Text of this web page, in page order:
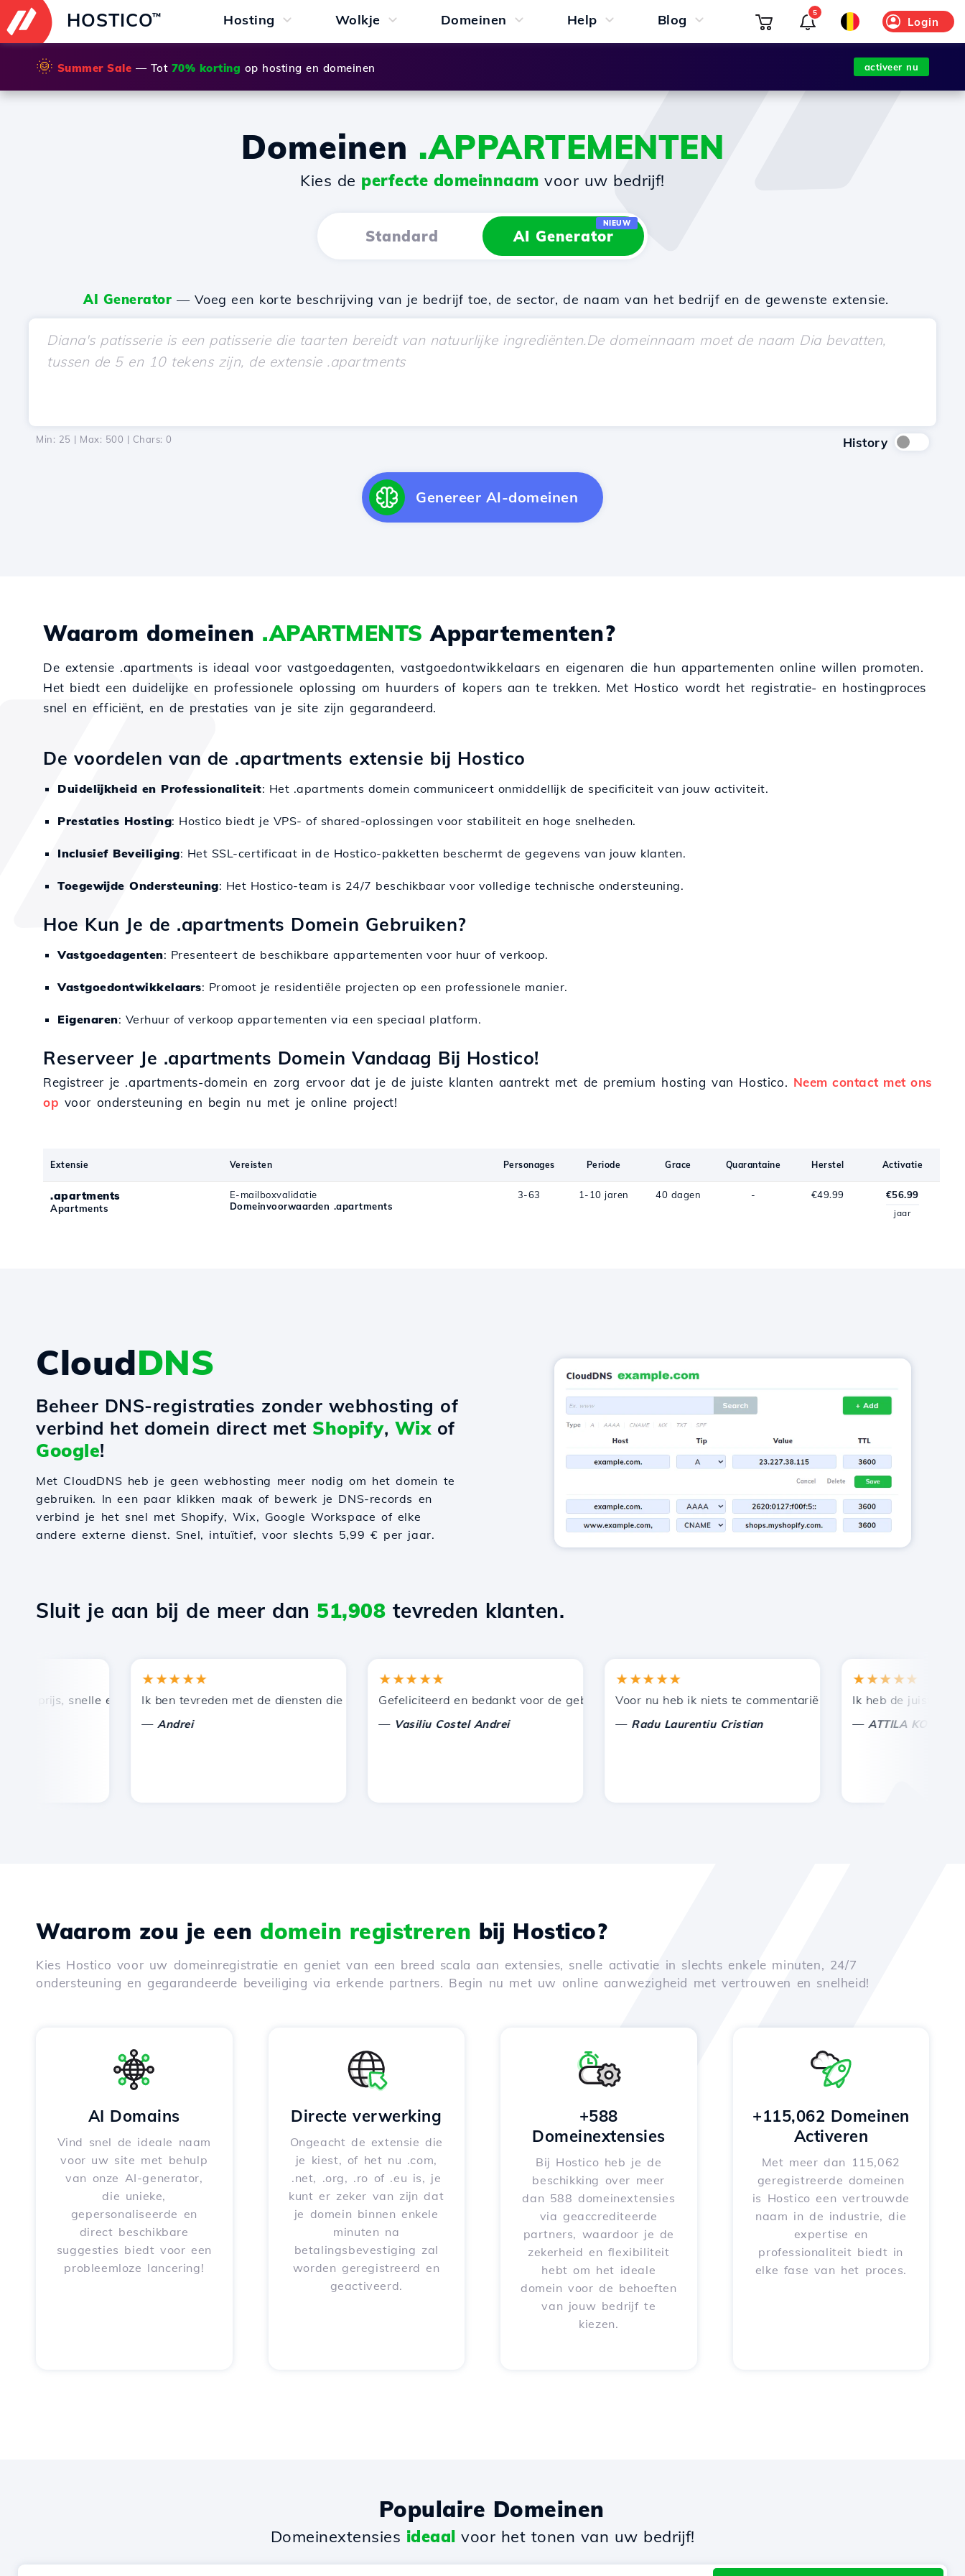
HOSTICO™ Hosting Wolkje Domeinen Help Blog Login
5
🌞 Summer Sale — Tot 70% korting op hosting en domeinen activeer nu
Domeinen .APPARTEMENTEN
Kies de perfecte domeinnaam voor uw bedrijf!
Standard AI Generator
NIEUW
AI Generator — Voeg een korte beschrijving van je bedrijf toe, de sector, de naam van het bedrijf en de gewenste extensie.
Min: 25 | Max: 500 | Chars: 0 History
Genereer AI-domeinen
Waarom domeinen .APARTMENTS Appartementen?
De extensie .apartments is ideaal voor vastgoedagenten, vastgoedontwikkelaars en eigenaren die hun appartementen online willen promoten.
Het biedt een duidelijke en professionele oplossing om huurders of kopers aan te trekken. Met Hostico wordt het registratie- en hostingproces
snel en efficiënt, en de prestaties van je site zijn gegarandeerd.
De voordelen van de .apartments extensie bij Hostico
Duidelijkheid en Professionaliteit: Het .apartments domein communiceert onmiddellijk de specificiteit van jouw activiteit.
Prestaties Hosting: Hostico biedt je VPS- of shared-oplossingen voor stabiliteit en hoge snelheden.
Inclusief Beveiliging: Het SSL-certificaat in de Hostico-pakketten beschermt de gegevens van jouw klanten.
Toegewijde Ondersteuning: Het Hostico-team is 24/7 beschikbaar voor volledige technische ondersteuning.
Hoe Kun Je de .apartments Domein Gebruiken?
Vastgoedagenten: Presenteert de beschikbare appartementen voor huur of verkoop.
Vastgoedontwikkelaars: Promoot je residentiële projecten op een professionele manier.
Eigenaren: Verhuur of verkoop appartementen via een speciaal platform.
Reserveer Je .apartments Domein Vandaag Bij Hostico!
Registreer je .apartments-domein en zorg ervoor dat je de juiste klanten aantrekt met de premium hosting van Hostico. Neem contact met ons
op voor ondersteuning en begin nu met je online project!
Extensie Vereisten Personages Periode Grace Quarantaine Herstel Activatie
.apartments
Apartments
E-mailboxvalidatie
Domeinvoorwaarden .apartments
3-63 1-10 jaren 40 dagen - €49.99 €56.99
jaar
CloudDNS
Beheer DNS-registraties zonder webhosting of
verbind het domein direct met Shopify, Wixof
Google!
Met CloudDNS heb je geen webhosting meer nodig om het domein te
gebruiken. In een paar klikken maak of bewerk je DNS-records en
verbind je het snel met Shopify, Wix, Google Workspace of elke
andere externe dienst. Snel, intuïtief, voor slechts 5,99 € per jaar.
Sluit je aan bij de meer dan 51,908 tevreden klanten.
prijs, snelle en efficiënte technische ondersteuning.
★★★★★
Ik ben tevreden met de diensten die door Hostico worden aangeboden. Ik heb jullie aanbevolen bij andere bekenden.
Andrei
★★★★★
Gefeliciteerd en bedankt voor de geboden ondersteuning!
Vasiliu Costel Andrei
★★★★★
Voor nu heb ik niets te commentariëren, alleen om te waarderen.
Radu Laurentiu Cristian
★★★★★
Ik heb de juiste keuze
ATTILA KOLES
Waarom zou je een domein registreren bij Hostico?
Kies Hostico voor uw domeinregistratie en geniet van een breed scala aan extensies, snelle activatie in slechts enkele minuten, 24/7
ondersteuning en gegarandeerde beveiliging via erkende partners. Begin nu met uw online aanwezigheid met vertrouwen en snelheid!
AI Domains
Vind snel de ideale naam
voor uw site met behulp
van onze AI-generator,
die unieke,
gepersonaliseerde en
direct beschikbare
suggesties biedt voor een
probleemloze lancering!
Directe verwerking
Ongeacht de extensie die
je kiest, of het nu .com,
.net, .org, .ro of .eu is, je
kunt er zeker van zijn dat
je domein binnen enkele
minuten na
betalingsbevestiging zal
worden geregistreerd en
geactiveerd.
+588
Domeinextensies
Bij Hostico heb je de
beschikking over meer
dan 588 domeinextensies
via geaccrediteerde
partners, waardoor je de
zekerheid en flexibiliteit
hebt om het ideale
domein voor de behoeften
van jouw bedrijf te
kiezen.
+115,062 Domeinen
Activeren
Met meer dan 115,062
geregistreerde domeinen
is Hostico een vertrouwde
naam in de industrie, die
expertise en
professionaliteit biedt in
elke fase van het proces.
Populaire Domeinen
Domeinextensies ideaal voor het tonen van uw bedrijf!